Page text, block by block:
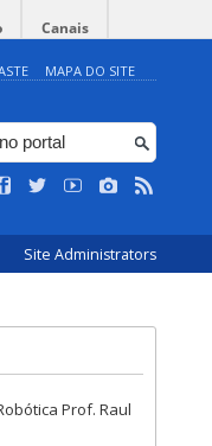
Canais
MAPA DO SITE
Site Administrators
Prof. Raul